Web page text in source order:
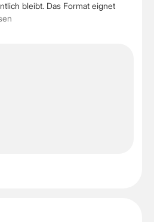
bleibt. Das Format eignet